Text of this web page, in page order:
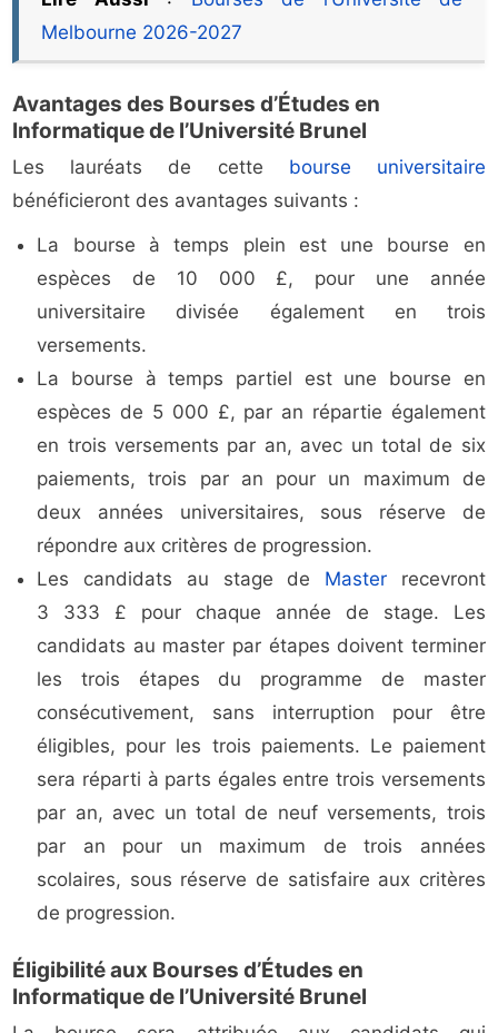
Melbourne 2026-2027
Avantages des Bourses d’Études en
Informatique de l’Université Brunel
Les lauréats de cette bourse universitaire
bénéficieront des avantages suivants :
La bourse à temps plein est une bourse en
espèces de 10 000 £, pour une année
universitaire divisée également en trois
versements.
La bourse à temps partiel est une bourse en
espèces de 5 000 £, par an répartie également
en trois versements par an, avec un total de six
paiements, trois par an pour un maximum de
deux années universitaires, sous réserve de
répondre aux critères de progression.
Les candidats au stage de Master recevront
3 333 £ pour chaque année de stage. Les
candidats au master par étapes doivent terminer
les trois étapes du programme de master
consécutivement, sans interruption pour être
éligibles, pour les trois paiements. Le paiement
sera réparti à parts égales entre trois versements
par an, avec un total de neuf versements, trois
par an pour un maximum de trois années
scolaires, sous réserve de satisfaire aux critères
de progression.
Éligibilité aux Bourses d’Études en
Informatique de l’Université Brunel